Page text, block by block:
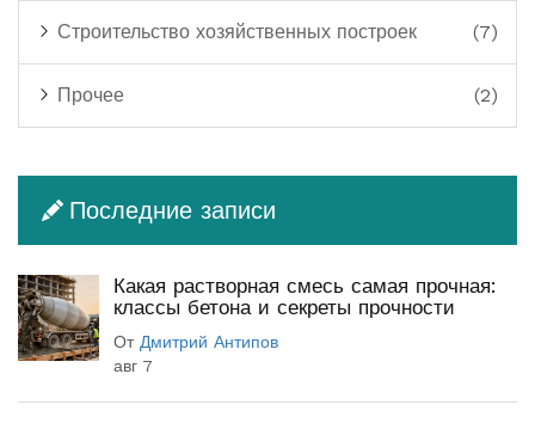
Строительство хозяйственных построек (7)
Прочее (2)
Последние записи
Какая растворная смесь самая прочная:
классы бетона и секреты прочности
От Дмитрий Антипов
авг 7